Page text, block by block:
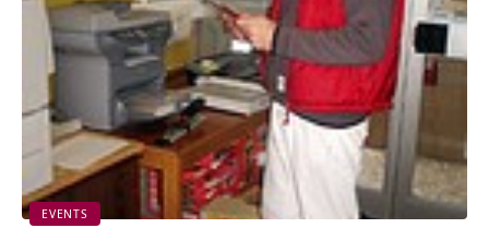
EVENTS